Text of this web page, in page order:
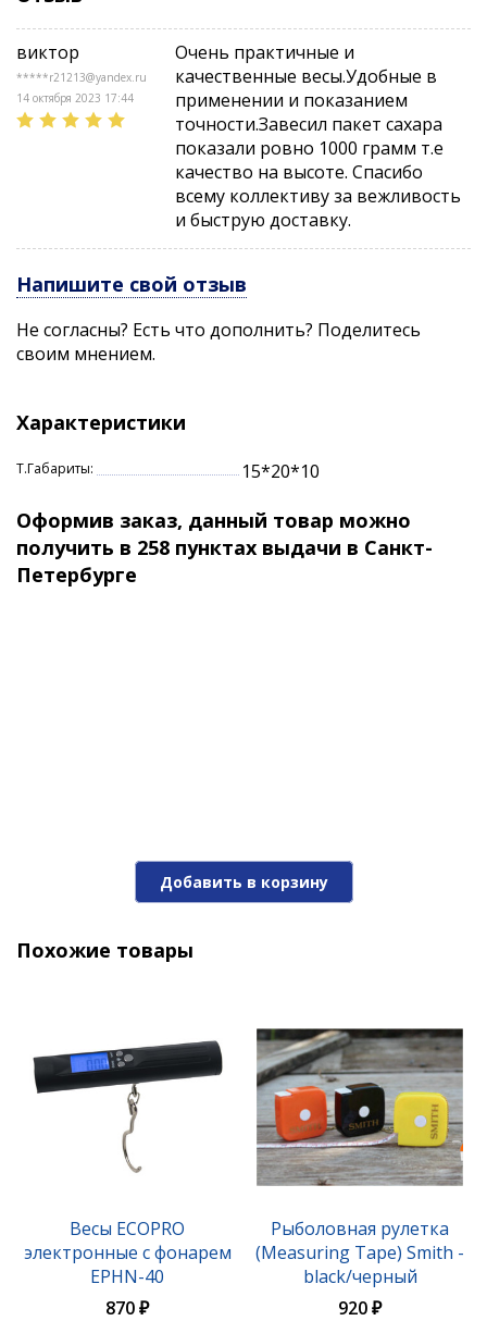
виктор
*****r21213@yandex.ru
14 октября 2023 17:44
Очень практичные и
качественные весы.Удобные в
применении и показанием
точности.Завесил пакет сахара
показали ровно 1000 грамм т.е
качество на высоте. Спасибо
всему коллективу за вежливость
и быструю доставку.
Напишите свой отзыв
Не согласны? Есть что дополнить? Поделитесь
своим мнением.
Характеристики
Т.Габариты: 15*20*10
Оформив заказ, данный товар можно
получить в 258 пунктах выдачи в Санкт-
Петербурге
Добавить в корзину
Похожие товары
Весы ECOPRO
электронные c фонарем
EPHN-40
870 ₽
Рыболовная рулетка
(Measuring Tape) Smith -
black/черный
920 ₽